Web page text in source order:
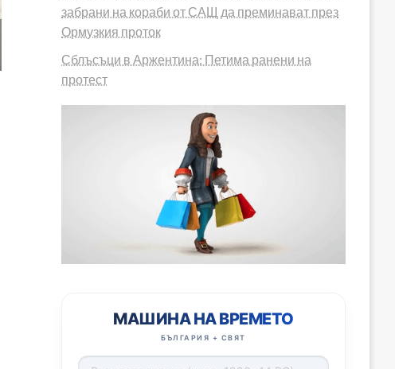
забрани на кораби от САЩ да преминават през
Ормузкия проток
Сблъсъци в Аржентина: Петима ранени на
протест
МАШИНА НА ВРЕМЕТО
БЪЛГАРИЯ + СВЯТ